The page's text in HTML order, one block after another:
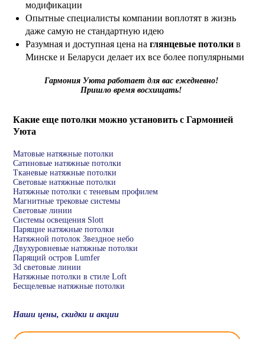
модификации
Опытные специалисты компании воплотят в жизнь
даже самую не стандартную идею
Разумная и доступная цена наглянцевые потолки в
Минске и Беларуси делает их все более популярными
Гармония Уюта работает для вас ежедневно!
Пришло время восхищать!
Какие еще потолки можно установить с Гармонией
Уюта
Матовые натяжные потолки
Сатиновые натяжные потолки
Тканевые натяжные потолки
Световые натяжные потолки
Натяжные потолки с теневым профилем
Магнитные трековые системы
Световые линии
Системы освещения Slott
Парящие натяжные потолки
Натяжной потолок Звездное небо
Двухуровневые натяжные потолки
Парящий остров Lumfer
3d световые линии
Натяжные потолки в стиле Loft
Бесщелевые натяжные потолки
Наши цены, скидки и акции